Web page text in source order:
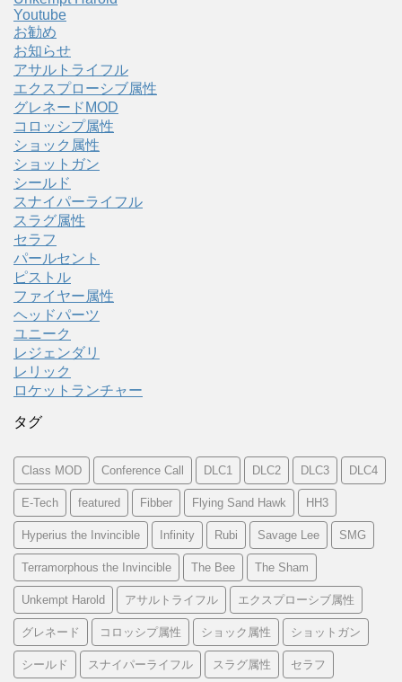
Youtube
お勧め
お知らせ
アサルトライフル
エクスプローシブ属性
グレネードMOD
コロッシプ属性
ショック属性
ショットガン
シールド
スナイパーライフル
スラグ属性
セラフ
パールセント
ピストル
ファイヤー属性
ヘッドパーツ
ユニーク
レジェンダリ
レリック
ロケットランチャー
タグ
Class MOD Conference Call DLC1 DLC2 DLC3 DLC4
E-Tech featured Fibber Flying Sand Hawk HH3
Hyperius the Invincible Infinity Rubi Savage Lee SMG
Terramorphous the Invincible The Bee The Sham
Unkempt Harold アサルトライフル エクスプローシブ属性
グレネード コロッシプ属性 ショック属性 ショットガン
シールド スナイパーライフル スラグ属性 セラフ